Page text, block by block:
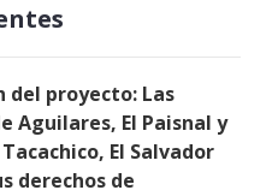
del proyecto: Las
Aguilares, El Paisnal y
El Salvador
derechos de